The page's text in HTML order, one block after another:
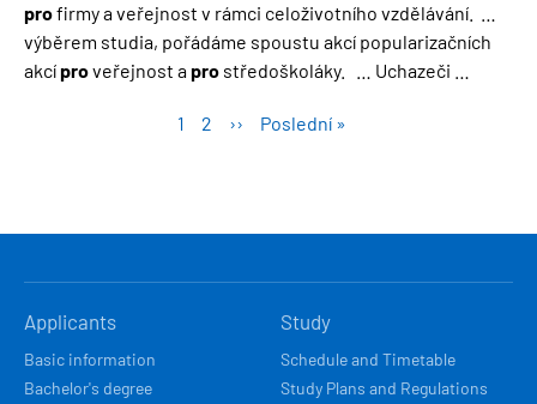
profirmy a veřejnost v rámci celoživotního vzdělávání. …
výběrem studia, pořádáme spoustu akcí popularizačních
akcíproveřejnost apro středoškoláky. … Uchazeči …
Stránka
1 Stránka
2
Next
››
Last
Poslední »
NAVIGACE
Applicants
Basic information
Bachelor's degree
Study
Schedule and Timetable
Study Plans and Regulations